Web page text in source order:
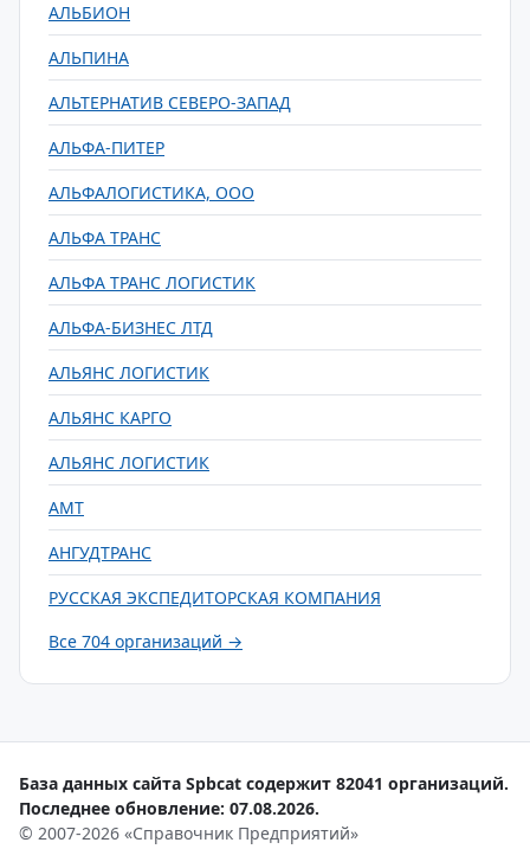
АЛЬБИОН
АЛЬПИНА
АЛЬТЕРНАТИВ СЕВЕРО-ЗАПАД
АЛЬФА-ПИТЕР
АЛЬФАЛОГИСТИКА, ООО
АЛЬФА ТРАНС
АЛЬФА ТРАНС ЛОГИСТИК
АЛЬФА-БИЗНЕС ЛТД
АЛЬЯНС ЛОГИСТИК
АЛЬЯНС КАРГО
АЛЬЯНС ЛОГИСТИК
АМТ
АНГУДТРАНС
РУССКАЯ ЭКСПЕДИТОРСКАЯ КОМПАНИЯ
Все 704 организаций →
База данных сайта Spbcat содержит 82041 организаций.
Последнее обновление: 07.08.2026.
© 2007-2026 «Справочник Предприятий»